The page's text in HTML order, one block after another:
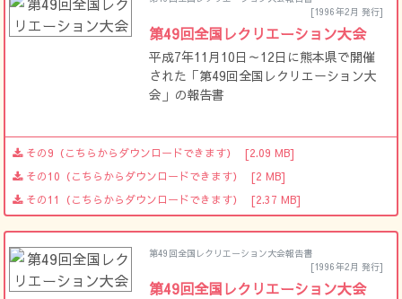
[1996年2月 発行]
第49回全国レクリエーション大会
平成7年11月10日～12日に熊本県で開催
された「第49回全国レクリエーション大
会」の報告書
その9（こちらからダウンロードできます）
[2.09 MB]
その10（こちらからダウンロードできます）
[2 MB]
その11（こちらからダウンロードできます）
[2.37 MB]
第49回全国レクリエーション大会報告書
[1996年2月 発行]
第49回全国レクリエーション大会